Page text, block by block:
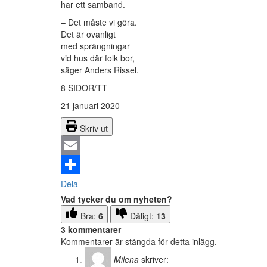
har ett samband.
– Det måste vi göra.
Det är ovanligt
med sprängningar
vid hus där folk bor,
säger Anders Rissel.
8 SIDOR/TT
21 januari 2020
Skriv ut
Email
Dela
Vad tycker du om nyheten?
Bra: 6 Dåligt: 13
3 kommentarer
Kommentarer är stängda för detta inlägg.
Milena skriver: